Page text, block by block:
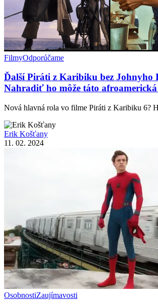
FilmyOdporúčame
Ďalší Piráti z Karibiku bez Johnyho
Nahradiť ho môže táto afroamerická
Nová hlavná rola vo filme Piráti z Karibiku 6?
Erik Košťany
11. 02. 2024
OsobnostiZaujímavosti